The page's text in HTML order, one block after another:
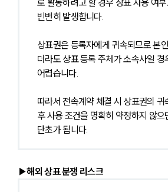
빈번히 발생합니다.
상표권은 등록자에게 귀속되므로 본
더라도 상표 등록 주체가 소속사일 경
어렵습니다.
따라서 전속계약 체결 시 상표권의
후 사용 조건을 명확히 약정하지 않으
단초가 됩니다.
▶해외 상표 분쟁 리스크